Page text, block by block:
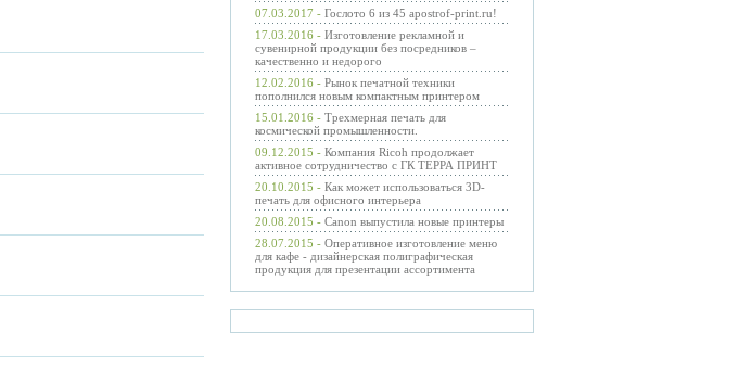
07.03.2017 - Гослото 6 из 45 apostrof-print.ru!
17.03.2016 - Изготовление рекламной и
сувенирной продукции без посредников –
качественно и недорого
12.02.2016 - Рынок печатной техники
пополнился новым компактным принтером
15.01.2016 - Трехмерная печать для
космической промышленности.
09.12.2015 - Компания Ricoh продолжает
активное сотрудничество с ГК ТЕРРА ПРИНТ
20.10.2015 - Как может использоваться 3D-
печать для офисного интерьера
20.08.2015 - Canon выпустила новые принтеры
28.07.2015 - Оперативное изготовление меню
для кафе - дизайнерская полиграфическая
продукция для презентации ассортимента